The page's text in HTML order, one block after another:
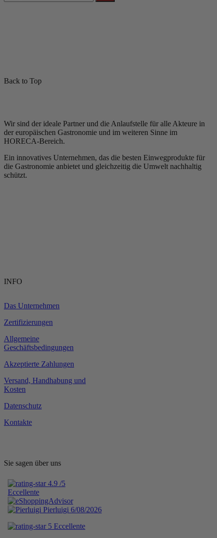
Back to Top
Wir sind der ideale Partner und die Anlaufstelle für alle Akteure in
der europäischen Gastronomie und im weiteren Sinne im
HORECA-Bereich.
Ein innovatives Unternehmen, das die besten Einwegprodukte für
die Gastronomie anbietet und gleichzeitig die Umwelt nachhaltig
schützt.
INFO
Das Unternehmen
Zertifizierungen
Allgemeine
Geschäftsbedingungen
Akzeptierte Zahlungen
Versand, Handhabung und
Kosten
Datenschutz
Kontakte
Sie sagen über uns